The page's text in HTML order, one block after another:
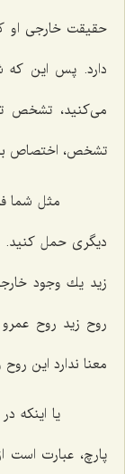
حقیقت خارجى او
دارد. پس این
مى‌كنید، تشخص
تشخص، اختصاص
مثل شما
دیگرى حمل كنید.
زید یك وجود
روح زید روح
معنا ندارد این
یا اینكه
پارچ، عبارت است